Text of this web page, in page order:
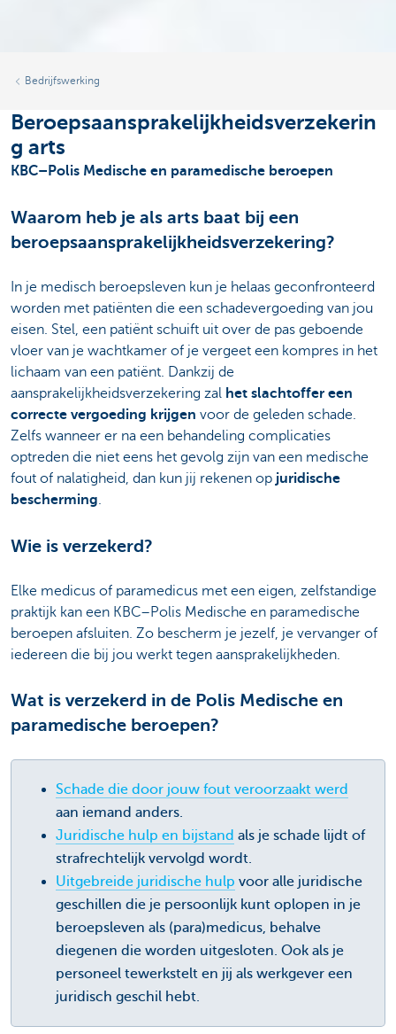
Bedrijfswerking
Beroepsaansprakelijkheidsverzekerin
g arts
KBC–Polis Medische en paramedische beroepen
Waarom heb je als arts baat bij een
beroepsaansprakelijkheidsverzekering?
In je medisch beroepsleven kun je helaas geconfronteerd
worden met patiënten die een schadevergoeding van jou
eisen. Stel, een patiënt schuift uit over de pas geboende
vloer van je wachtkamer of je vergeet een kompres in het
lichaam van een patiënt. Dankzij de
aansprakelijkheidsverzekering zal het slachtoffer een
correcte vergoeding krijgen voor de geleden schade.
Zelfs wanneer er na een behandeling complicaties
optreden die niet eens het gevolg zijn van een medische
fout of nalatigheid, dan kun jij rekenen op juridische
bescherming.
Wie is verzekerd?
Elke medicus of paramedicus met een eigen, zelfstandige
praktijk kan een KBC–Polis Medische en paramedische
beroepen afsluiten. Zo bescherm je jezelf, je vervanger of
iedereen die bij jou werkt tegen aansprakelijkheden.
Wat is verzekerd in de Polis Medische en
paramedische beroepen?
Schade die door jouw fout veroorzaakt werd
aan iemand anders.
Juridische hulp en bijstand als je schade lijdt of
strafrechtelijk vervolgd wordt.
Uitgebreide juridische hulp voor alle juridische
geschillen die je persoonlijk kunt oplopen in je
beroepsleven als (para)medicus, behalve
diegenen die worden uitgesloten. Ook als je
personeel tewerkstelt en jij als werkgever een
juridisch geschil hebt.